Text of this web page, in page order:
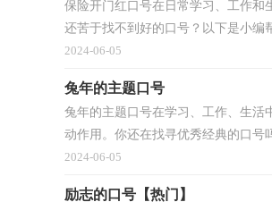
保险开门红口号在日常学习、工作和
还苦于找不到好的口号？以下是小编
2024-06-05
兔年的主题口号
兔年的主题口号在学习、工作、生活
动作用。你还在找寻优秀经典的口号
2024-06-05
励志的口号【热门】